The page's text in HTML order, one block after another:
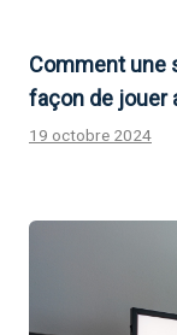
Comment une
façon de jouer
19 octobre 2024